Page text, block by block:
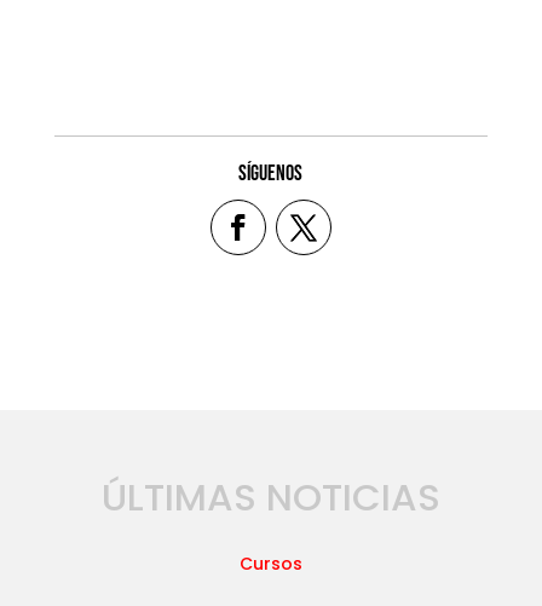
SÍGUENOS
ÚLTIMAS NOTICIAS
Cursos